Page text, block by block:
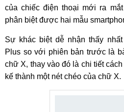
của chiếc điện thoại mới ra
phân biệt được hai mẫu
Sự khác biệt dễ nhận thấy
Plus so với phiên bản trước là
chữ X, thay vào đó là chi tiết
kế thành một nét chéo của chữ X.